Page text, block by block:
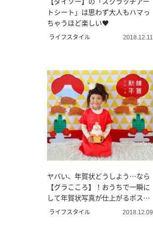
トシート」は思わず大人もハマっ
ちゃうほど楽しい♥
ライフスタイル 2018.12.11
ヤバい、年賀状どうしよう…なら
【グラこころ】！おうちで一瞬に
して年賀状写真が仕上がるポスタ
ーって？
ライフスタイル 2018.12.09